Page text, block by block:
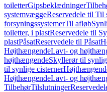
toiletterGipsbeklædninger
systemvæggeReservedele til Til
forsyningssystemerTil afløb
toiletter, i plastReservedele til
plastPåsatReservedele til Påsat
HøjthængendeLavt- og
højthængendeSkyllerør til
til synlige cisterner
HøjthængendeLavt- og
TilbehørTilslutninger